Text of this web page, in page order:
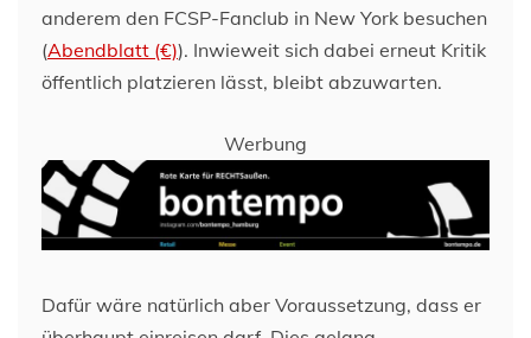
anderem den FCSP-Fanclub in New York besuchen
(Abendblatt (€)). Inwieweit sich dabei erneut Kritik
öffentlich platzieren lässt, bleibt abzuwarten.
Werbung
Dafür wäre natürlich aber Voraussetzung, dass er